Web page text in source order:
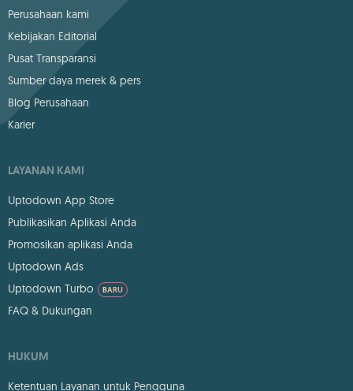
Perusahaan kami
Kebijakan Editorial
Pusat Transparansi
Sumber daya merek & pers
Blog Perusahaan
Karier
LAYANAN KAMI
Uptodown App Store
Publikasikan Aplikasi Anda
Promosikan aplikasi Anda
Uptodown Ads
Uptodown Turbo
BARU
FAQ & Dukungan
HUKUM
Ketentuan Layanan untuk Pengguna